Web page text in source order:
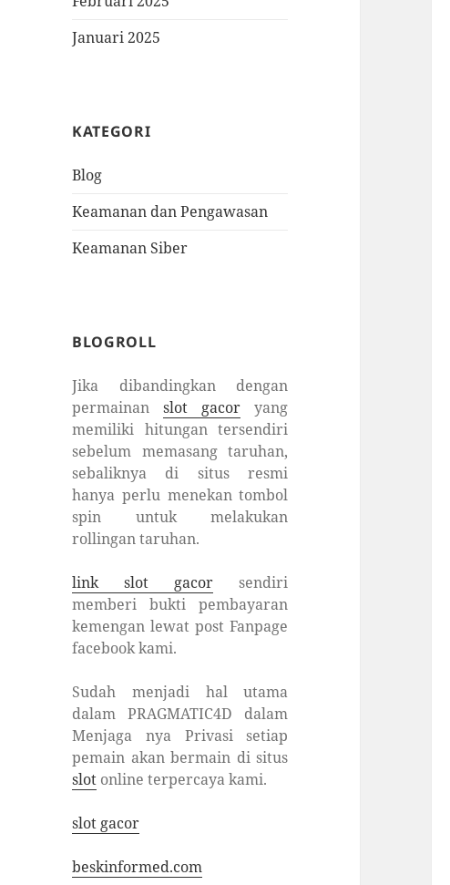
Januari 2025
KATEGORI
Blog
Keamanan dan Pengawasan
Keamanan Siber
BLOGROLL
Jika dibandingkan dengan
permainanslot gacor yang
memiliki hitungan tersendiri
sebelum memasang taruhan,
sebaliknya di situs resmi
hanya perlu menekan tombol
spin untuk melakukan
rollingan taruhan.
link slot gacor sendiri
memberi bukti pembayaran
kemengan lewat post Fanpage
facebook kami.
Sudah menjadi hal utama
dalam PRAGMATIC4D dalam
Menjaga nya Privasi setiap
pemain akan bermain di situs
slot online terpercaya kami.
slot gacor
beskinformed.com